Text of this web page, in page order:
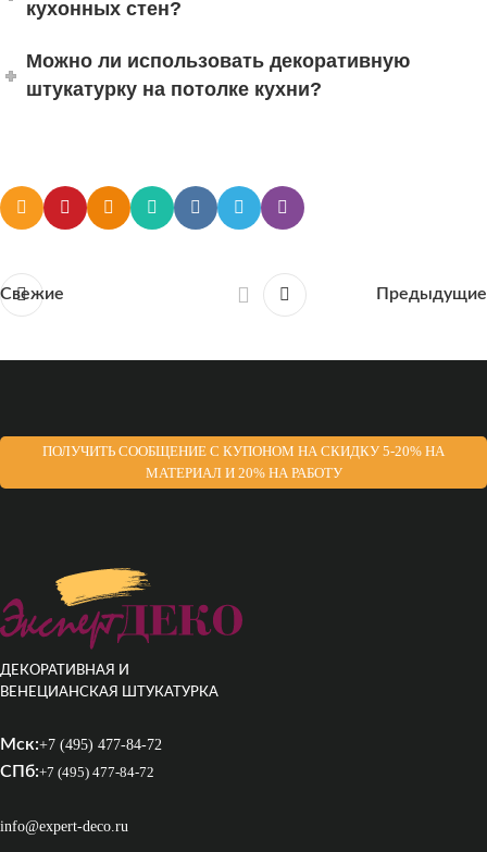
кухонных стен?
Можно ли использовать декоративную
штукатурку на потолке кухни?
Свежие Предыдущие
ПОЛУЧИТЬ СООБЩЕНИЕ С КУПОНОМ НА СКИДКУ 5-20% НА
МАТЕРИАЛ И 20% НА РАБОТУ
ДЕКОРАТИВНАЯ И
ВЕНЕЦИАНСКАЯ ШТУКАТУРКА
Мск:+7 (495) 477-84-72
СПб:+7 (495) 477-84-72
info@expert-deco.ru